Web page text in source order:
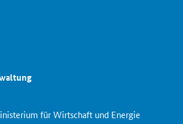
für Wirtschaft und Energie